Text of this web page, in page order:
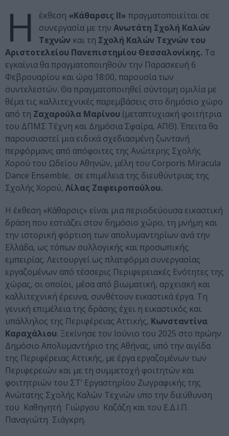
Η έκθεση «Κάθαρσις ΙΙ» πραγματοποιείται σε
συνεργασία με την Ανωτάτη Σχολή Καλών
Τεχνών και τη Σχολή Καλών Τεχνών του
Αριστοτελείου Πανεπιστημίου Θεσσαλονίκης. Τα
εγκαίνια θα πραγματοποιηθούν την Παρασκευή 6
Φεβρουαρίου και ώρα 18:00, παρουσία των
συντελεστών. Θα πραγματοποιηθεί σύντομη ομιλία με
θέμα τις καλλιτεχνικές παρεμβάσεις στο δημόσιο χώρο
από τη Ζαχαρούλα Μαρίνου (μεταπτυχιακή φοιτήτρια
του ΔΠΜΣ Τέχνη και Δημόσια Σφαίρα, ΑΠΘ). Έπειτα θα
παρουσιαστεί μια ειδικά σχεδιασμένη ζωντανή
περφόρμανς από απόφοιτες της Ανώτερης Σχολής
Χορού του Ωδείου Αθηνών, μέλη του Corporis Miracula
Dance Ensemble, σε επιμέλεια της διευθύντριας της
Σχολής Χορού, Λίλας Ζαφειροπούλου.
Η έκθεση «Κάθαρσις» είναι μια περιοδεύουσα εικαστική
δράση που εστιάζει στον δημόσιο χώρο, τη μνήμη και
την ιστορική φόρτιση των απολυμαντηρίων ανά την
Ελλάδα, ως τόπων συλλογικής και προσωπικής
εμπειρίας. Λειτουργεί ως πλατφόρμα συνεργασίας
εργαζομένων από τέσσερις Περιφερειακές Ενότητες της
χώρας, οι οποίοι, μέσα από βιωματική, αρχειακή και
καλλιτεχνική έρευνα, συνθέτουν εικαστικά έργα. Τη
γενική επιμέλεια της δράσης έχει η εικαστικός και
υπάλληλος της Περιφέρειας Αττικής, Κωνσταντίνα
Καραχάλιου. Ξεκίνησε τον Ιούνιο του 2025 στο πρώην
Δημόσιο Απολυμαντήριο της Αθήνας, υπό την αιγίδα
της Περιφέρειας Αττικής, με έργα εργαζομένων των
Περιφερειών και με τη συμμετοχή φοιτητών και
φοιτητριών του ΣΤ’ Εργαστηρίου Ζωγραφικής της
Ανώτατης Σχολής Καλών Τεχνών υπο την διεύθυνση
του Καθηγητή Γιώργου Καζάζη και του Ε.Δ.Ι.Π.
Παναγιώτη Σιάγκρη.